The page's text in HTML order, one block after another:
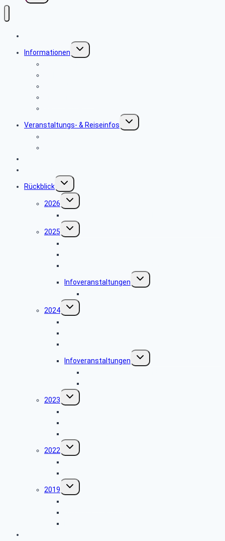
Informationen
Untermenü
umschalten
Veranstaltungs- & Reiseinfos
Untermenü
umschalten
Rückblick
Untermenü
umschalten
2026
Untermenü
umschalten
2025
Untermenü
umschalten
Infoveranstaltungen
Untermenü
umschalten
2024
Untermenü
umschalten
Infoveranstaltungen
Untermenü
umschalten
2023
Untermenü
umschalten
2022
Untermenü
umschalten
2019
Untermenü
umschalten